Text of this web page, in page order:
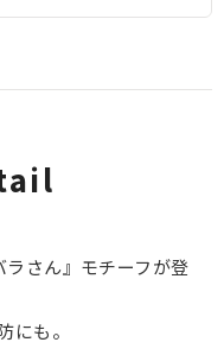
ラさん』モチーフが登
も。